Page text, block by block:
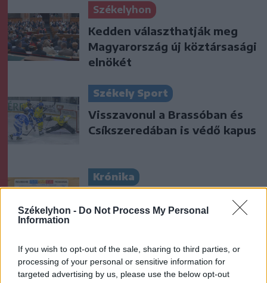
Székelyhon - Do Not Process My Personal
Information
If you wish to opt-out of the sale, sharing to third parties, or
processing of your personal or sensitive information for
targeted advertising by us, please use the below opt-out
Székelyhon
Kedden választhatják meg
Magyarország új köztársasági
elnökét
Székely Sport
Visszavonul a Brassóban és
Csíkszeredában is védő kapus
Krónika
állampolgároktól?
Székely Sport